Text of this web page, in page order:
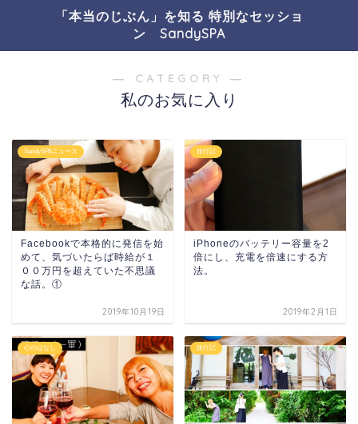
「本当のじぶん」を知る 特別なセッショ
ン SandySPA
― CATEGORY ―
私のお気に入り
SandySPAニュース
Facebookで本格的に発信を始
めて、気づいたらば時給が１
００万円を超えていた不思議
な話。①
2019年10月19日
旅行記
iPhoneのバッテリー容量を2
倍にし、充電を倍速にする方
法。
2019年2月1日
心のはなし 旅行記